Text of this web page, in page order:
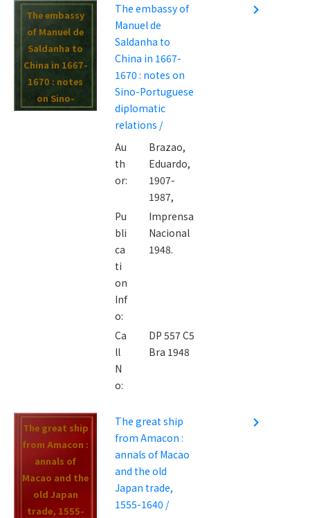
The embassy
of Manuel de
Saldanha to
China in 1667-
1670 : notes
on Sino-
Portuguese
The embassy of
Manuel de
Saldanha to
China in 1667-
1670 : notes on
Sino-Portuguese
diplomatic
relations /
Au
th
or:
Brazao,
Eduardo,
1907-
1987,
Pu
bli
ca
ti
on
Inf
o:
Imprensa
Nacional
1948.
Ca
ll
N
o:
DP 557 C5
Bra 1948
navigate_next
The great ship
from Amacon :
annals of
Macao and the
old Japan
trade, 1555-
The great ship
from Amacon :
annals of Macao
and the old
Japan trade,
1555-1640 /
navigate_next